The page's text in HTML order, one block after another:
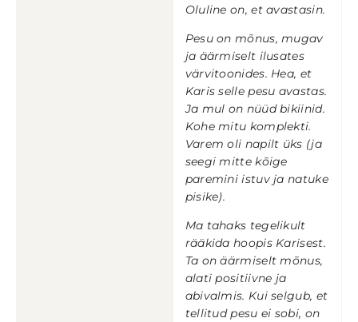
Oluline on, et avastasin.
Pesu on mõnus, mugav
ja äärmiselt ilusates
värvitoonides. Hea, et
Karis selle pesu avastas.
Ja mul on nüüd bikiinid.
Kohe mitu komplekti.
Varem oli napilt üks (ja
seegi mitte kõige
paremini istuv ja natuke
pisike).
Ma tahaks tegelikult
rääkida hoopis Karisest.
Ta on äärmiselt mõnus,
alati positiivne ja
abivalmis. Kui selgub, et
tellitud pesu ei sobi, on